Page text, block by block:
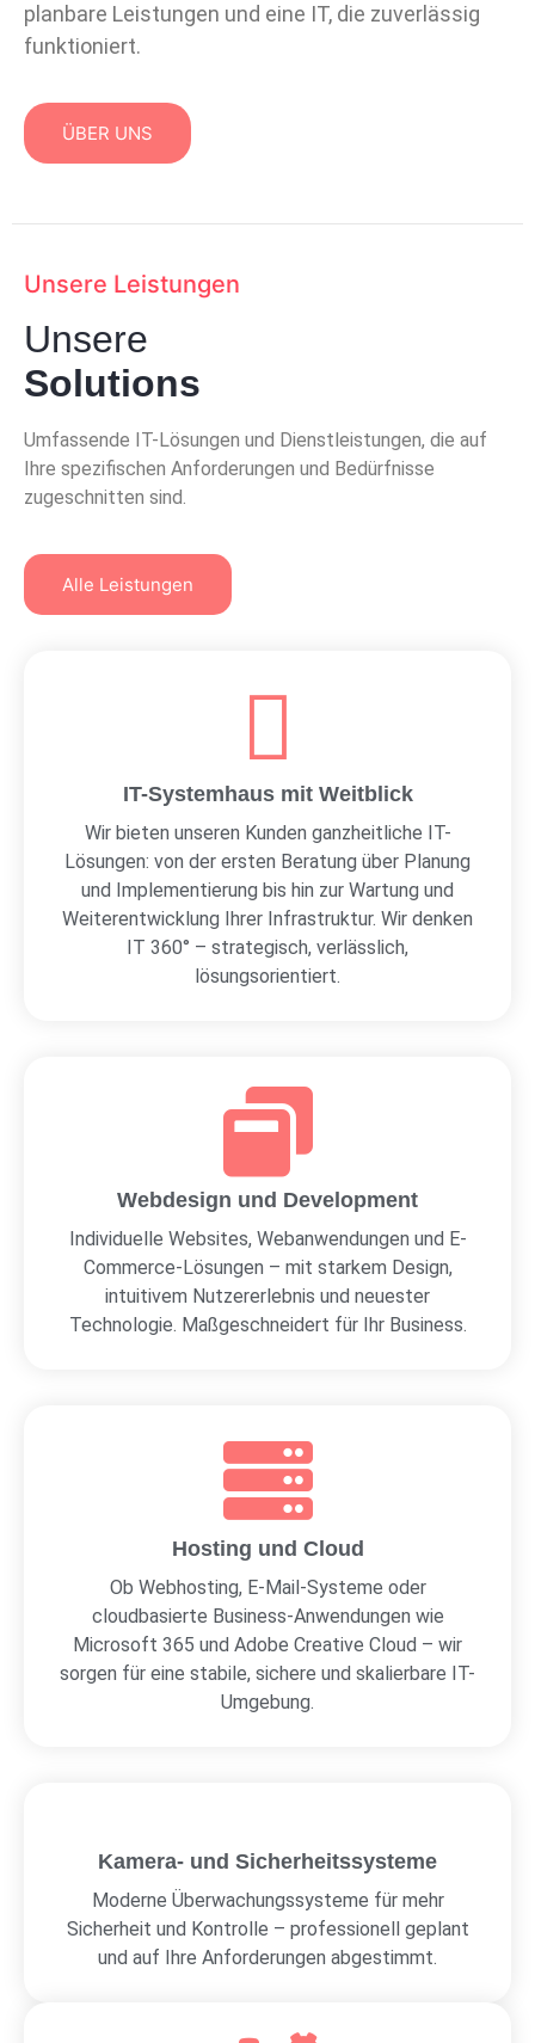
planbare Leistungen und eine IT, die zuverlässig
funktioniert.
ÜBER UNS
Unsere Leistungen
Unsere
Solutions
Umfassende IT-Lösungen und Dienstleistungen, die auf
Ihre spezifischen Anforderungen und Bedürfnisse
zugeschnitten sind.
Alle Leistungen
IT-Systemhaus mit Weitblick
Wir bieten unseren Kunden ganzheitliche IT-
Lösungen: von der ersten Beratung über Planung
und Implementierung bis hin zur Wartung und
Weiterentwicklung Ihrer Infrastruktur. Wir denken
IT 360° – strategisch, verlässlich,
lösungsorientiert.
Webdesign und Development
Individuelle Websites, Webanwendungen und E-
Commerce-Lösungen – mit starkem Design,
intuitivem Nutzererlebnis und neuester
Technologie. Maßgeschneidert für Ihr Business.
Hosting und Cloud
Ob Webhosting, E-Mail-Systeme oder
cloudbasierte Business-Anwendungen wie
Microsoft 365 und Adobe Creative Cloud – wir
sorgen für eine stabile, sichere und skalierbare IT-
Umgebung.
Kamera- und Sicherheitssysteme
Moderne Überwachungssysteme für mehr
Sicherheit und Kontrolle – professionell geplant
und auf Ihre Anforderungen abgestimmt.